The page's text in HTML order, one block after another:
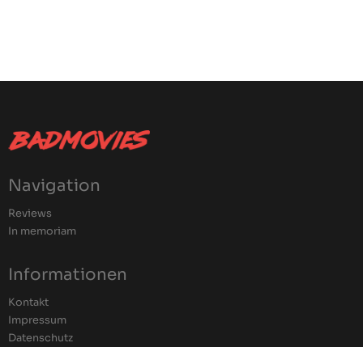
Navigation
Reviews
In memoriam
Informationen
Kontakt
Impressum
Datenschutz